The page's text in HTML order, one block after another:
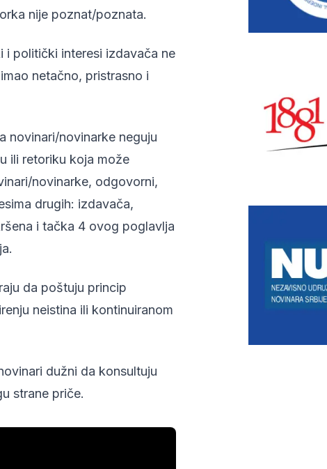
nije poznat/poznata.
i politički interesi izdavača ne
netačno, pristrasno i
novinari/novinarke neguju
ili retoriku koja može
novinarke, odgovorni,
drugih: izdavača,
i tačka 4 ovog poglavlja
da poštuju princip
neistina ili kontinuiranom
dužni da konsultuju
strane priče.